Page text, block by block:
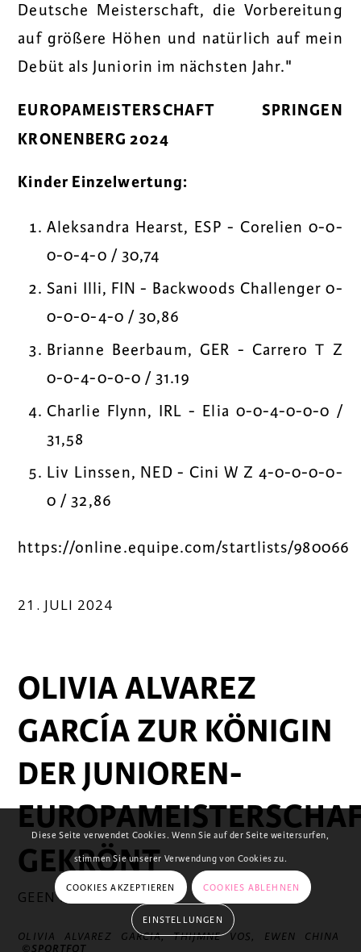
Deutsche Meisterschaft, die Vorbereitung
auf größere Höhen und natürlich auf mein
Debüt als Juniorin im nächsten Jahr."
EUROPAMEISTERSCHAFT SPRINGEN
KRONENBERG 2024
Kinder Einzelwertung:
Aleksandra Hearst, ESP - Corelien 0-0-
0-0-4-0 / 30,74
Sani Illi, FIN - Backwoods Challenger 0-
0-0-0-4-0 / 30,86
Brianne Beerbaum, GER - Carrero T Z
0-0-4-0-0-0 / 31.19
Charlie Flynn, IRL - Elia 0-0-4-0-0-0 /
31,58
Liv Linssen, NED - Cini W Z 4-0-0-0-0-
0 / 32,86
https://online.equipe.com/startlists/980066
21. JULI 2024
OLIVIA ALVAREZ
GARCÍA ZUR KÖNIGIN
DER JUNIOREN-
GEKRÖNT
GEEN KATEGORIE
OLIVIA ALVAREZ GARCIA, THIJMNE VOS, EWEN CHINA
©SPORTFOT
Diese Seite verwendet Cookies. Wenn Sie auf der Seite weitersurfen,
stimmen Sie unserer Verwendung von Cookies zu.
COOKIES AKZEPTIEREN COOKIES ABLEHNEN
EINSTELLUNGEN